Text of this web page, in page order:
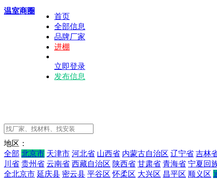
温室商圈
首页
全部信息
品牌厂家
进棚
立即登录
发布信息
地区：
全部 北京市 天津市 河北省 山西省 内蒙古自治区 辽宁省 吉林
川省 贵州省 云南省 西藏自治区 陕西省 甘肃省 青海省 宁夏回
全北京市 延庆县 密云县 平谷区 怀柔区 大兴区 昌平区 顺义区